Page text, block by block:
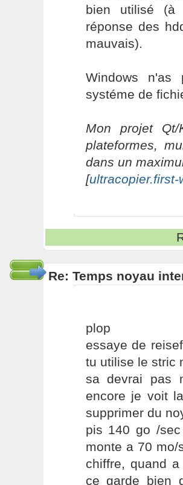
bien utilisé (à
réponse des
mauvais).
Windows
systéme de
Mon projet
plateformes,
dans un
[ultracopier.first-
Re: Temps noyau
plop
essaye de
tu utilise le stric
sa devrai pas
encore je voit
supprimer du
pis 140 go /
monte a 70
chiffre, quand
ce garde bien